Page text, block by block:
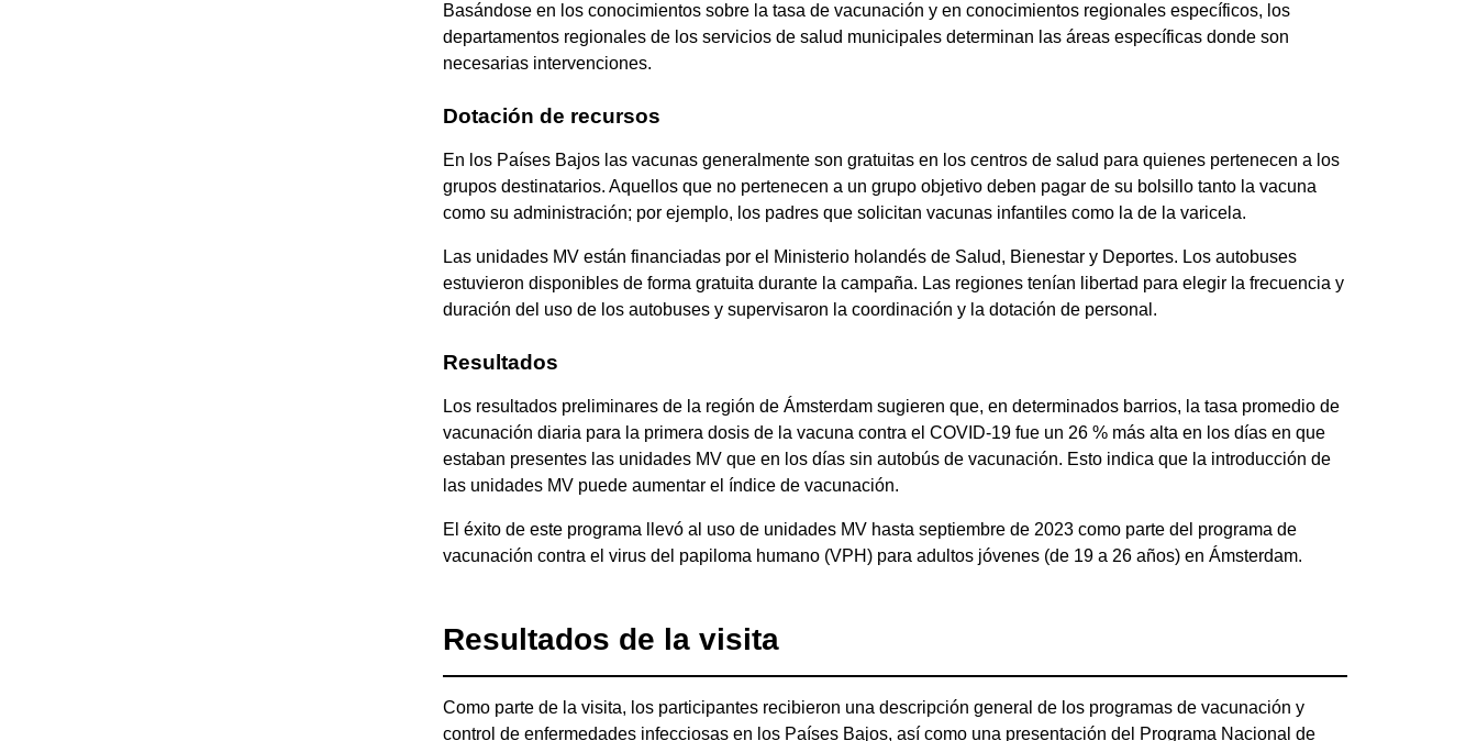
Basándose en los conocimientos sobre la tasa de vacunación y en conocimientos regionales específicos, los
departamentos regionales de los servicios de salud municipales determinan las áreas específicas donde son
necesarias intervenciones.
Dotación de recursos
En los Países Bajos las vacunas generalmente son gratuitas en los centros de salud para quienes pertenecen a los
grupos destinatarios. Aquellos que no pertenecen a un grupo objetivo deben pagar de su bolsillo tanto la vacuna
como su administración; por ejemplo, los padres que solicitan vacunas infantiles como la de la varicela.
Las unidades MV están financiadas por el Ministerio holandés de Salud, Bienestar y Deportes. Los autobuses
estuvieron disponibles de forma gratuita durante la campaña. Las regiones tenían libertad para elegir la frecuencia y
duración del uso de los autobuses y supervisaron la coordinación y la dotación de personal.
Resultados
Los resultados preliminares de la región de Ámsterdam sugieren que, en determinados barrios, la tasa promedio de
vacunación diaria para la primera dosis de la vacuna contra el COVID-19 fue un 26 % más alta en los días en que
estaban presentes las unidades MV que en los días sin autobús de vacunación. Esto indica que la introducción de
las unidades MV puede aumentar el índice de vacunación.
El éxito de este programa llevó al uso de unidades MV hasta septiembre de 2023 como parte del programa de
vacunación contra el virus del papiloma humano (VPH) para adultos jóvenes (de 19 a 26 años) en Ámsterdam.
Resultados de la visita
Como parte de la visita, los participantes recibieron una descripción general de los programas de vacunación y
control de enfermedades infecciosas en los Países Bajos, así como una presentación del Programa Nacional de